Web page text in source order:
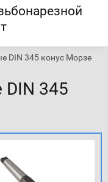
DIN 345 конус Морзе
345